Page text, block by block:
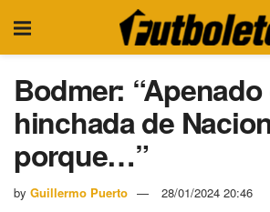
Bodmer:
hinchada de
porque…”
by Guillermo Puerto 28/01/2024 20:46